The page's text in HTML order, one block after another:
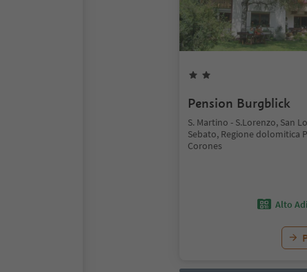
Pension Burgblick
S. Martino - S.Lorenzo, San
Sebato, Regione dolomitica
Corones
Alto